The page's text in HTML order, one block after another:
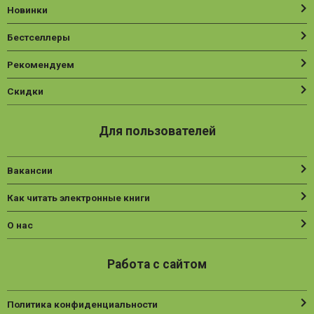
Нехудожественная литература
Общественные и гуманитарные науки
Политика
Психология
Спорт
Фантастика
Художественная литература
Новинки
Бестселлеры
Рекомендуем
Скидки
Для пользователей
Вакансии
Как читать электронные книги
О нас
Работа с сайтом
Политика конфиденциальности